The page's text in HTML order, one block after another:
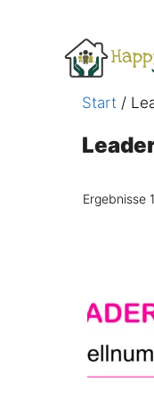
springen
Start /
Ergebnisse